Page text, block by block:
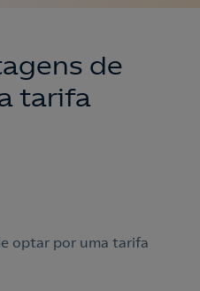
de
tarifa
optar por uma tarifa